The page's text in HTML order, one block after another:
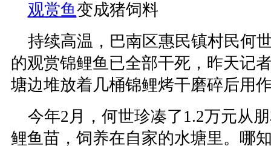
观赏鱼变成猪饲料
持续高温，巴南区惠民镇村民何
的观赏锦鲤鱼已全部干死，昨天记
塘边堆放着几桶锦鲤烤干磨碎后用
今年2月，何世珍凑了1.2万元从
鲤鱼苗，饲养在自家的水塘里。哪